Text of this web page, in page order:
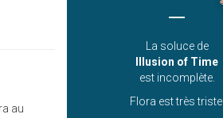
au
La soluce de
Illusion of Time
est incomplète.
Flora est très triste.